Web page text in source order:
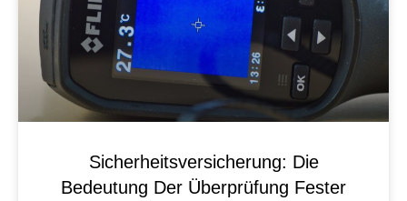
Sicherheitsversicherung: Die
Bedeutung Der Überprüfung Fester